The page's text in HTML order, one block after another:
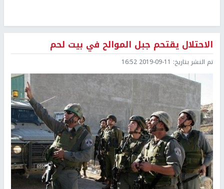
الاحتلال يقتحم جبل الموالح في بيت لحم
تم النشر بتاريخ: 2019-09-11 16:52